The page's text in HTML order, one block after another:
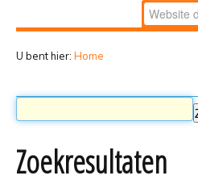
Zoek
U bent hier: Home
Zoekresultaten